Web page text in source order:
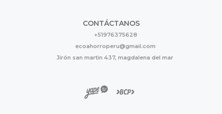
CONTÁCTANOS
+51976375628
ecoahorroperu@gmail.com
Jirón san martin 437, magdalena del mar